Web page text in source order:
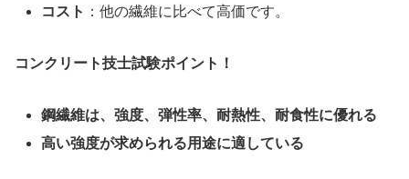
コスト ：他の繊維に比べて高価です。
コンクリート技士試験ポイント！
鋼繊維は、強度、弾性率、耐熱性、耐食性に優れる
高い強度が求められる用途に適している